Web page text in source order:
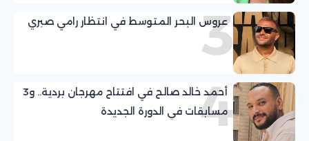
3
عروس البحر المتوسط في انتظار رامي صبري
4
أحمد خالد صالح في افتتاح مهرجان بردية.. و3
مسابقات في الدورة الجديدة